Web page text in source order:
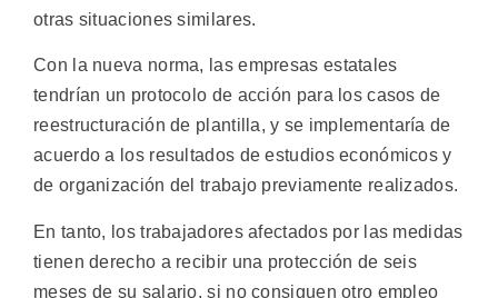
otras situaciones similares.
Con la nueva norma, las empresas estatales
tendrían un protocolo de acción para los casos de
reestructuración de plantilla, y se implementaría de
acuerdo a los resultados de estudios económicos y
de organización del trabajo previamente realizados.
En tanto, los trabajadores afectados por las medidas
tienen derecho a recibir una protección de seis
meses de su salario, si no consiguen otro empleo